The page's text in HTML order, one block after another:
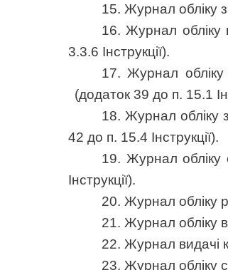
15. Журнал обліку
16. Журнал обліку
3.3.6 Інструкції).
17. Журнал обліку
(додаток 39 до п. 15.1
18. Журнал обліку
42 до п. 15.4 Інструкції).
19. Журнал обліку
Інструкції).
20. Журнал обліку
21. Журнал обліку
22. Журнал видачі
23. Журнал обліку